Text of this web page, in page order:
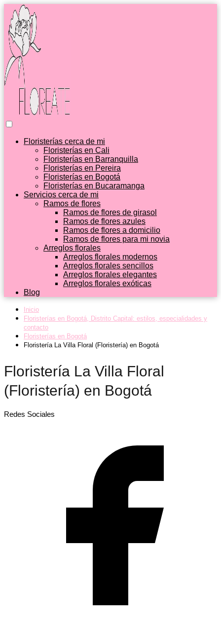
Floristerías cerca de mi
Floristerías en Cali
Floristerías en Barranquilla
Floristerías en Pereira
Floristerías en Bogotá
Floristerías en Bucaramanga
Servicios cerca de mi
Ramos de flores
Ramos de flores de girasol
Ramos de flores azules
Ramos de flores a domicilio
Ramos de flores para mi novia
Arreglos florales
Arreglos florales modernos
Arreglos florales sencillos
Arreglos florales elegantes
Arreglos florales exóticas
Blog
Inicio
Floristerías en Bogotá, Distrito Capital: estilos, especialidades y
contacto
Floristerías en Bogotá
Floristería La Villa Floral (Floristería) en Bogotá
Floristería La Villa Floral
(Floristería) en Bogotá
Redes Sociales